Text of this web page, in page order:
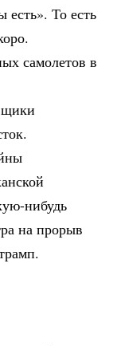
есть». То есть
самолетов в
нибудь
на прорыв